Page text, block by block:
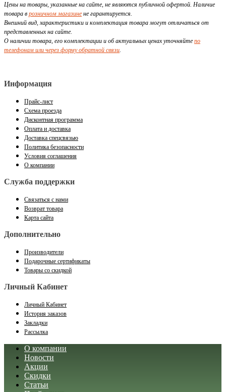
Цены на товары, указанные на сайте, не являются публичной офертой. Наличие
товара в розничном магазине не гарантируется.
Внешний вид, характеристики и комплектация товара могут отличаться от
представленных на сайте.
О наличии товара, его комплектации и об актуальных ценах уточняйте по
телефонам или через форму обратной связи.
Информация
Прайс-лист
Схема проезда
Дисконтная программа
Оплата и доставка
Доставка спецсвязью
Политика безопасности
Условия соглашения
О компании
Служба поддержки
Связаться с нами
Возврат товара
Карта сайта
Дополнительно
Производители
Подарочные сертификаты
Товары со скидкой
Личный Кабинет
Личный Кабинет
История заказов
Закладки
Рассылка
О компании
Новости
Акции
Скидки
Статьи